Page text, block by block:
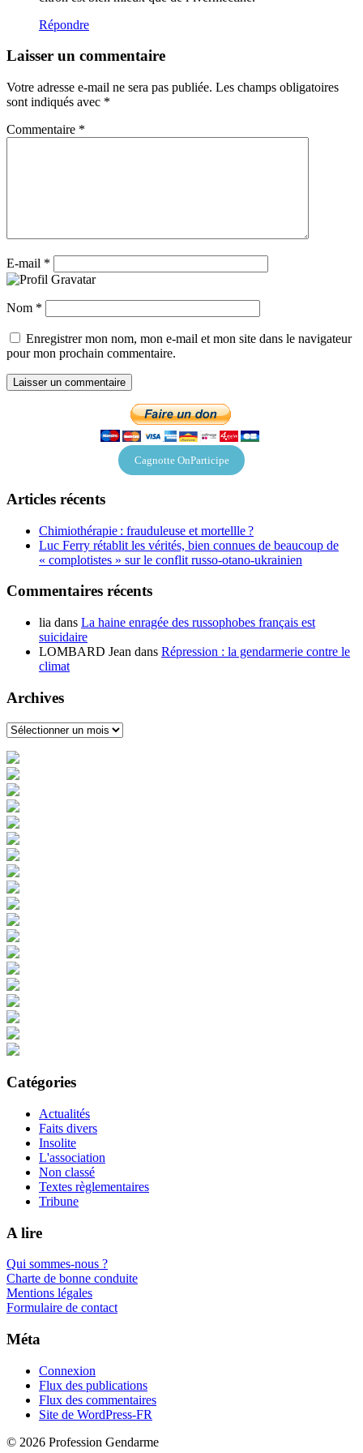
Répondre
Laisser un commentaire
Votre adresse e-mail ne sera pas publiée. Les champs obligatoires
sont indiqués avec *
Commentaire *
E-mail *
Nom *
Enregistrer mon nom, mon e-mail et mon site dans le navigateur
pour mon prochain commentaire.
Cagnotte OnParticipe
Articles récents
Chimiothérapie : frauduleuse et mortellle ?
Luc Ferry rétablit les vérités, bien connues de beaucoup de
« complotistes » sur le conflit russo-otano-ukrainien
Commentaires récents
lia dans La haine enragée des russophobes français est
suicidaire
LOMBARD Jean dans Répression : la gendarmerie contre le
climat
Archives
Archives
Catégories
Actualités
Faits divers
Insolite
L'association
Non classé
Textes règlementaires
Tribune
A lire
Qui sommes-nous ?
Charte de bonne conduite
Mentions légales
Formulaire de contact
Méta
Connexion
Flux des publications
Flux des commentaires
Site de WordPress-FR
© 2026 Profession Gendarme